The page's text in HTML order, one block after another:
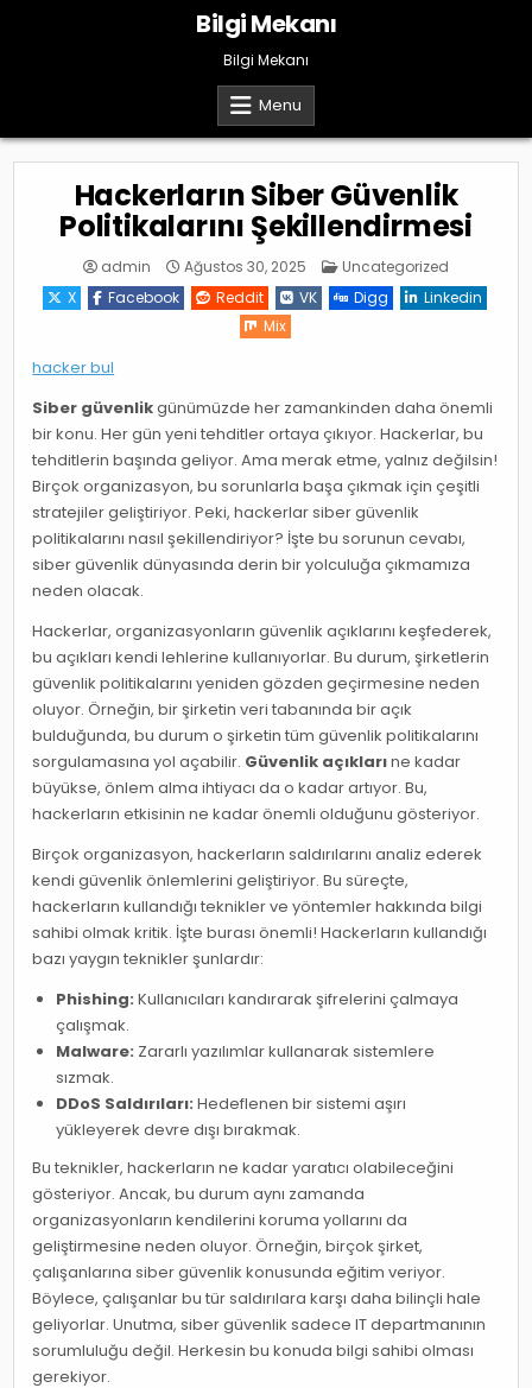
Bilgi Mekanı
Bilgi Mekanı
Menu
Hackerların Siber Güvenlik
Politikalarını Şekillendirmesi
admin Ağustos 30, 2025 Posted
Uncategorized
X
Facebook Reddit VK Digg
Linkedin
Mix
hacker bul
Siber güvenlikgünümüzde her zamankinden daha önemli
bir konu. Her gün yeni tehditler ortaya çıkıyor. Hackerlar, bu
tehditlerin başında geliyor. Ama merak etme, yalnız değilsin!
Birçok organizasyon, bu sorunlarla başa çıkmak için çeşitli
stratejiler geliştiriyor. Peki, hackerlar siber güvenlik
politikalarını nasıl şekillendiriyor? İşte bu sorunun cevabı,
siber güvenlik dünyasında derin bir yolculuğa çıkmamıza
neden olacak.
Hackerlar, organizasyonların güvenlik açıklarını keşfederek,
bu açıkları kendi lehlerine kullanıyorlar. Bu durum, şirketlerin
güvenlik politikalarını yeniden gözden geçirmesine neden
oluyor. Örneğin, bir şirketin veri tabanında bir açık
bulduğunda, bu durum o şirketin tüm güvenlik politikalarını
sorgulamasına yol açabilir. Güvenlik açıklarıne kadar
büyükse, önlem alma ihtiyacı da o kadar artıyor. Bu,
hackerların etkisinin ne kadar önemli olduğunu gösteriyor.
Birçok organizasyon, hackerların saldırılarını analiz ederek
kendi güvenlik önlemlerini geliştiriyor. Bu süreçte,
hackerların kullandığı teknikler ve yöntemler hakkında bilgi
sahibi olmak kritik. İşte burası önemli! Hackerların kullandığı
bazı yaygın teknikler şunlardır:
Phishing: Kullanıcıları kandırarak şifrelerini çalmaya
çalışmak.
Malware: Zararlı yazılımlar kullanarak sistemlere
sızmak.
DDoS Saldırıları: Hedeflenen bir sistemi aşırı
yükleyerek devre dışı bırakmak.
Bu teknikler, hackerların ne kadar yaratıcı olabileceğini
gösteriyor. Ancak, bu durum aynı zamanda
organizasyonların kendilerini koruma yollarını da
geliştirmesine neden oluyor. Örneğin, birçok şirket,
çalışanlarına siber güvenlik konusunda eğitim veriyor.
Böylece, çalışanlar bu tür saldırılara karşı daha bilinçli hale
geliyorlar. Unutma, siber güvenlik sadece IT departmanının
sorumluluğu değil. Herkesin bu konuda bilgi sahibi olması
gerekiyor.